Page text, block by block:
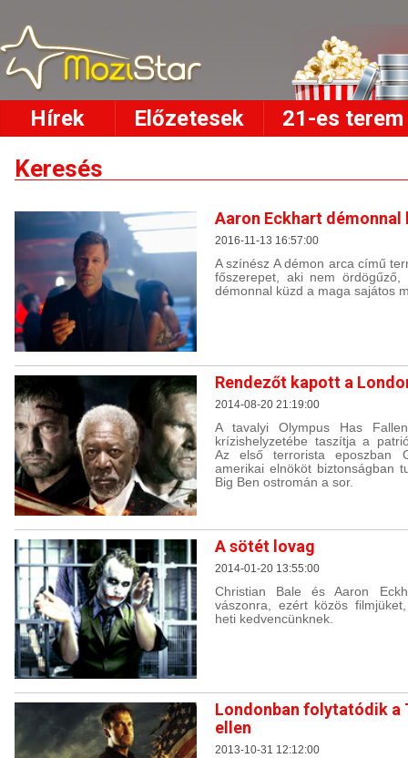
Hírek Előzetesek 21-es terem
Keresés
Aaron Eckhart démonnal
2016-11-13 16:57:00
A színész A démon arca című
főszerepet, aki nem
démonnal küzd a maga sajátos
Rendezőt kapott a
2014-08-20 21:19:00
A tavalyi Olympus Has
krízishelyzetébe taszítja a
Az első terrorista eposzban
amerikai elnököt biztonságban
Big Ben ostromán a sor.
A sötét lovag
2014-01-20 13:55:00
Christian Bale és Aaron
vászonra, ezért közös
heti kedvencünknek.
Londonban folytatódik a
ellen
2013-10-31 12:12:00